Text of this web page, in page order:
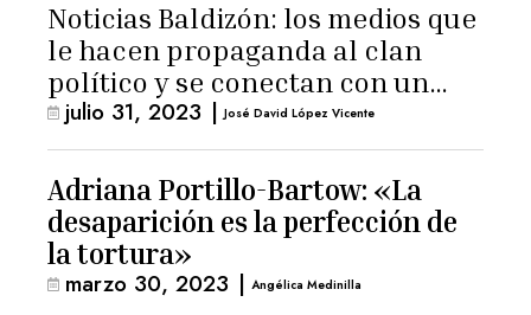
Noticias Baldizón: los medios que
le hacen propaganda al clan
político y se conectan con un
hombre de confianza de
Giammattei
julio 31, 2023 | José David López Vicente
Adriana Portillo-Bartow: «La
desaparición es la perfección de
la tortura»
marzo 30, 2023 | Angélica Medinilla